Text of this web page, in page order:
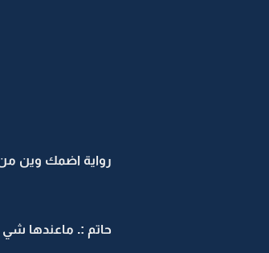
رواية اضمك وين
حاتم :. ماعندها شي